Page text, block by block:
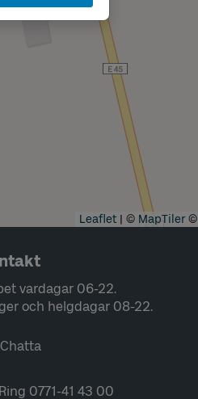
Leaflet | © MapTiler©
vardagar 06-22.
och helgdagar 08-22.
Chatta
Ring 0771-41 43 00